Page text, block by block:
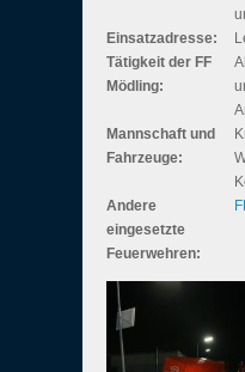
Einsatzadresse:
Tätigkeit der FF
Mödling:
Mannschaft und
Fahrzeuge:
Andere
eingesetzte
Feuerwehren: